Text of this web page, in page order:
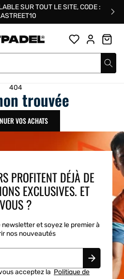
SUR TOUT LE SITE, CODE :
404
trouvée
VOS ACHATS
PROFITENT DÉJÀ DE
EXCLUSIVES. ET
VOUS ?
et soyez le premier à
nos nouveautés
acceptez la Politique de